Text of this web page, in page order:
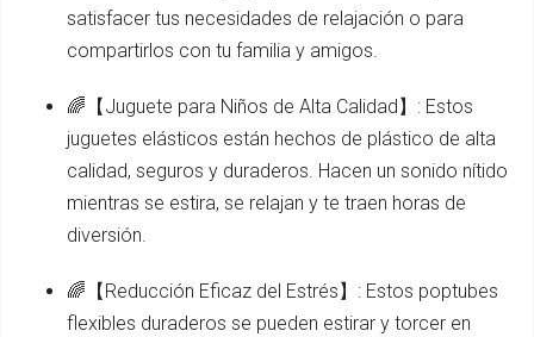
satisfacer tus necesidades de relajación o para
compartirlos con tu familia y amigos.
🌈【Juguete para Niños de Alta Calidad】: Estos
juguetes elásticos están hechos de plástico de alta
calidad, seguros y duraderos. Hacen un sonido nítido
mientras se estira, se relajan y te traen horas de
diversión.
🌈【Reducción Eficaz del Estrés】: Estos poptubes
flexibles duraderos se pueden estirar y torcer en